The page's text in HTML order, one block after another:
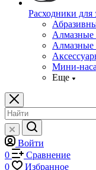
Расходники для
Алмазные
Мини-
Еще
Войти
0
Сравнение
0
Избранное